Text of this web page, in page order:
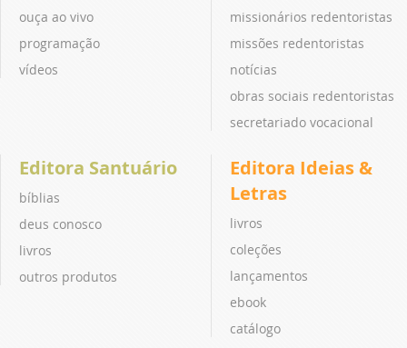
ouça ao vivo
programação
vídeos
missionários redentoristas
missões redentoristas
notícias
obras sociais redentoristas
secretariado vocacional
Editora Santuário
bíblias
deus conosco
livros
outros produtos
Editora Ideias &
Letras
livros
coleções
lançamentos
ebook
catálogo